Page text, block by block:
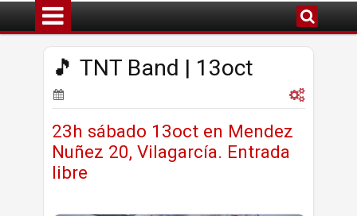
🎵 TNT Band | 13oct
23h sábado 13oct en Mendez
Nuñez 20, Vilagarcía. Entrada
libre